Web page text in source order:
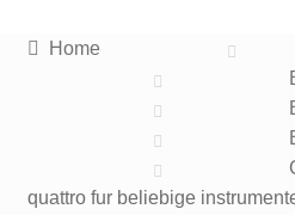
Veel gestelde vragen
Submenu
Home
quattro fur beliebige